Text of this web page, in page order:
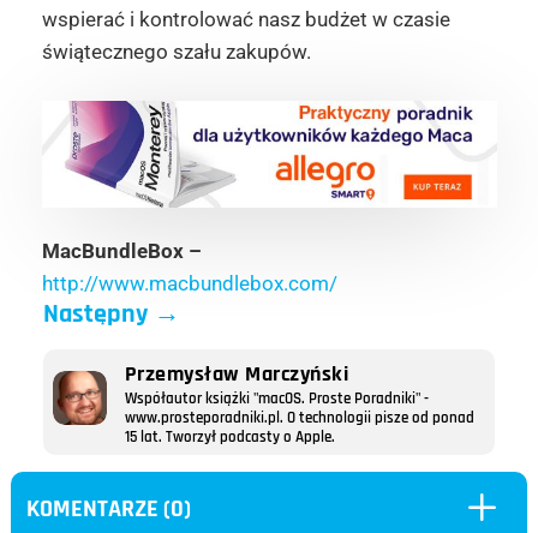
wspierać i kontrolować nasz budżet w czasie
świątecznego szału zakupów.
MacBundleBox –
http://www.macbundlebox.com/
Następny→
Przemysław Marczyński
Współautor książki "macOS. Proste Poradniki" -
www.prosteporadniki.pl. O technologii pisze od ponad
15 lat. Tworzył podcasty o Apple.
KOMENTARZE (0) L